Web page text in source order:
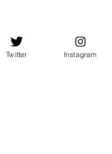
Twitter Instagram